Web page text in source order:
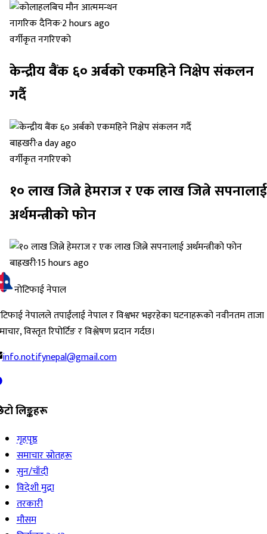
नागरिक दैनिक·2 hours ago
वर्गीकृत नगरिएको
केन्द्रीय बैंक ६० अर्बको एकमहिने निक्षेप संकलन
गर्दै
बाह्रखरी·a day ago
वर्गीकृत नगरिएको
१० लाख जित्ने हेमराज र एक लाख जित्ने सपनालाई
अर्थमन्त्रीको फोन
बाह्रखरी·15 hours ago
नोटिफाई नेपाल
नेपालले तपाईंलाई नेपाल र विश्वभर भइरहेका घटनाहरूको नवीनतम ताजा
विस्तृत रिपोर्टिङ र विश्लेषण प्रदान गर्दछ।
info.notifynepal@gmail.com
लिङ्कहरू
गृहपृष्ठ
समाचार स्रोतहरू
सुन/चाँदी
विदेशी मुद्रा
तरकारी
मौसम